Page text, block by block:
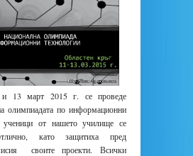
13 март 2015 г. се проведе
олимпиадата по информационни
ученици от нашето училище се
като защитиха пред
своите проекти. Всички